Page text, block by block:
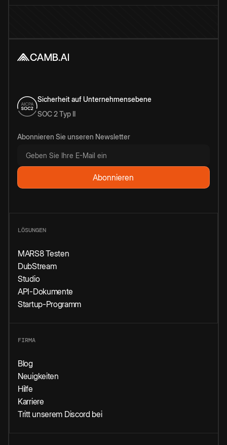
Sicherheit auf Unternehmensebene
SOC 2 Typ II
Abonnieren Sie unseren Newsletter
LÖSUNGEN
MARS8 Testen
DubStream
Studio
API-Dokumente
Startup-Programm
FIRMA
Blog
Neuigkeiten
Hilfe
Karriere
Tritt unserem Discord bei